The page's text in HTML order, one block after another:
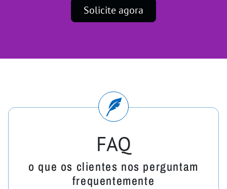
Solicite agora
FAQ
o que os clientes nos perguntam
frequentemente